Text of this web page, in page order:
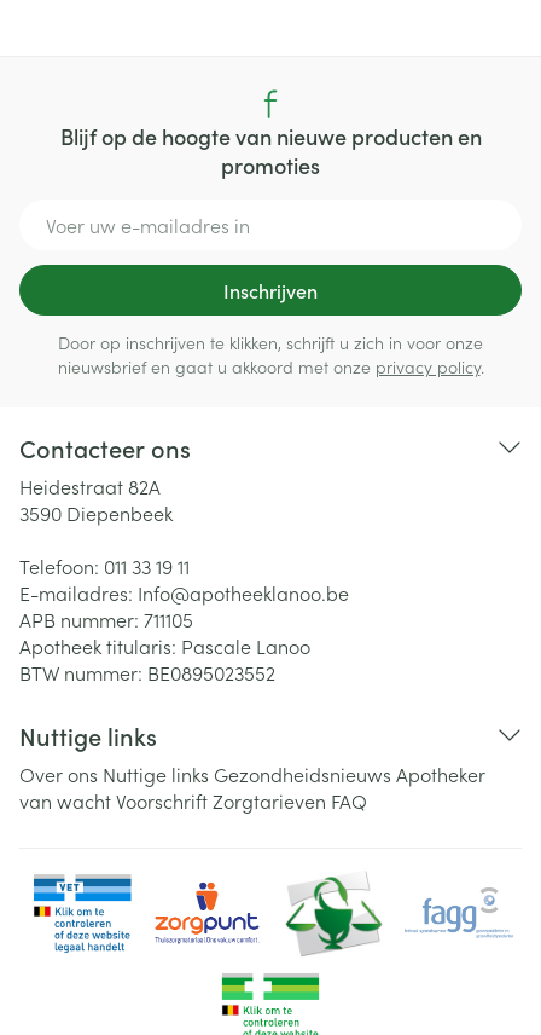
Blijf op de hoogte van nieuwe producten en
promoties
Inschrijven
Door op inschrijven te klikken, schrijft u zich in voor onze
nieuwsbrief en gaat u akkoord met onze privacy policy.
Contacteer ons
Heidestraat 82A
3590 Diepenbeek
Telefoon: 011 33 19 11
E-mailadres: Info@apotheeklanoo.be
APB nummer: 711105
Apotheek titularis: Pascale Lanoo
BTW nummer: BE0895023552
Nuttige links
Over ons Nuttige links Gezondheidsnieuws Apotheker
van wachtVoorschriftZorgtarieven FAQ